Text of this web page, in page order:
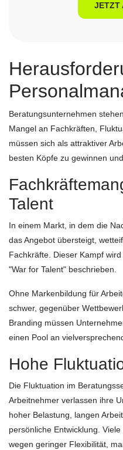
JETZT
Beratungsunternehmen
Mangel an Fachkräften,
müssen sich als attraktiver
besten Köpfe zu gewinnen
Talent
In einem Markt, in dem die
das Angebot übersteigt,
Fachkräfte. Dieser Kampf
"War for Talent" beschrieben.
Ohne Markenbildung für
schwer, gegenüber
Branding müssen
einen Pool an
Hohe
Die Fluktuation im
Arbeitnehmer verlassen ihre
hoher Belastung, langen
persönliche Entwicklung.
wegen geringer Flexibilität,